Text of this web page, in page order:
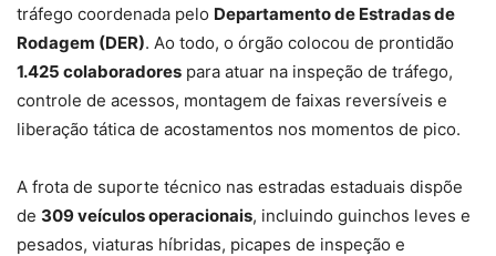
tráfego coordenada pelo Departamento de Estradas de
Rodagem (DER). Ao todo, o órgão colocou de prontidão
1.425 colaboradores para atuar na inspeção de tráfego,
controle de acessos, montagem de faixas reversíveis e
liberação tática de acostamentos nos momentos de pico.
A frota de suporte técnico nas estradas estaduais dispõe
de 309 veículos operacionais, incluindo guinchos leves e
pesados, viaturas híbridas, picapes de inspeção e